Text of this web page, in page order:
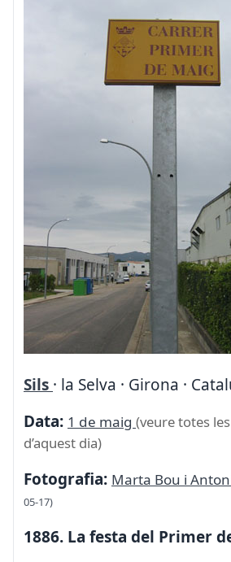
Sils · la Selva · Girona ·
Data: 1 de maig (veure totes
d’aquest dia)
Fotografia: Marta Bou i
05-17)
1886. La festa del Primer